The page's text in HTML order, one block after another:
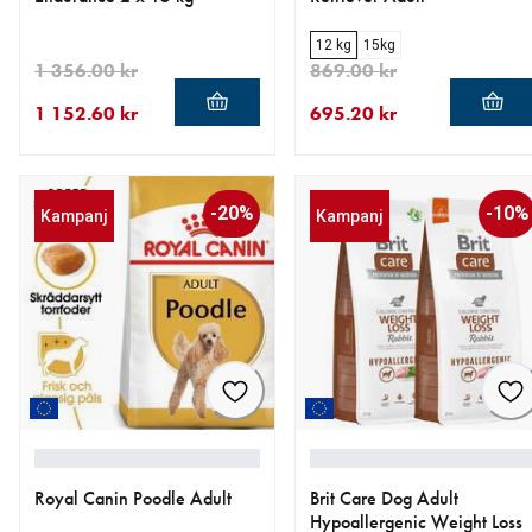
1 152.60 kr
1 356.00 kr
12 kg 15kg
695.20 kr
869.00 kr
Kampanj -20%
Royal Canin Poodle Adult
Kampanj -10%
Brit Care Dog Adult
Hypoallergenic Weight Loss